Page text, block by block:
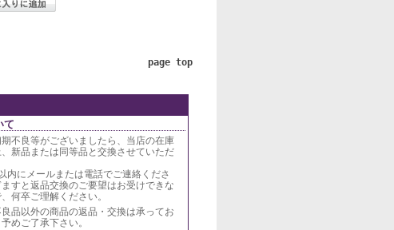
page top
て
不良等がございましたら、当店の在庫
新品または同等品と交換させていただ
内にメールまたは電話でご連絡くださ
すと返品交換のご要望はお受けできな
何卒ご理解ください。
品以外の商品の返品・交換は承ってお
めご了承下さい。